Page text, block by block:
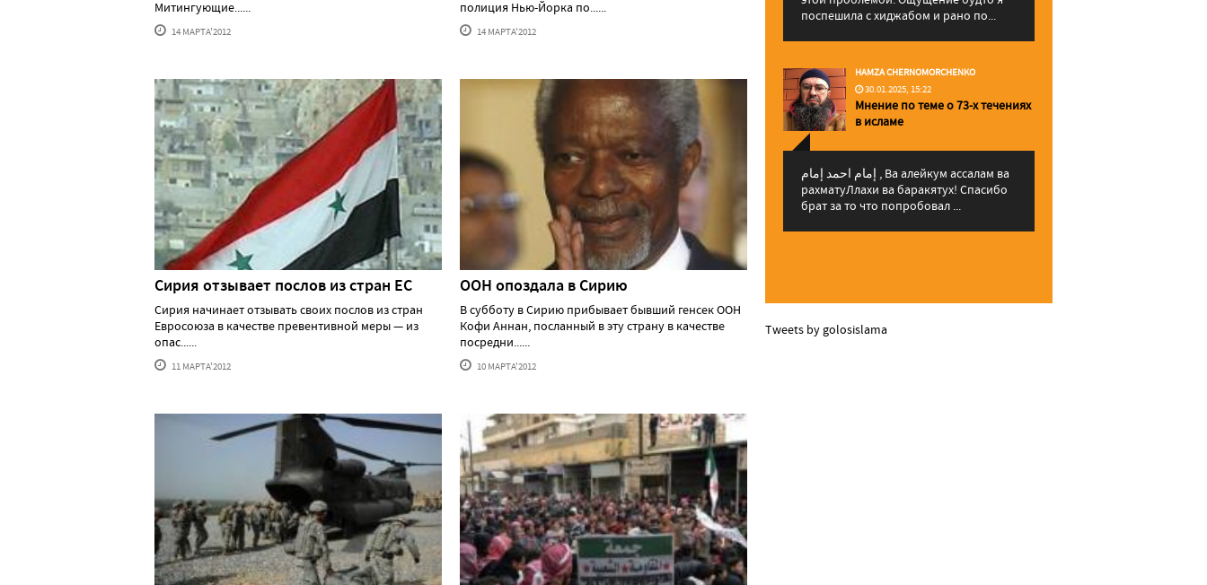
Митингующие......
14 МАРТА'2012
полиция Нью-Йорка по......
14 МАРТА'2012
Сирия отзывает послов из стран ЕС
Сирия начинает отзывать своих послов из стран
Евросоюза в качестве превентивной меры — из
опас......
11 МАРТА'2012
ООН опоздала в Сирию
В субботу в Сирию прибывает бывший генсек ООН
Кофи Аннан, посланный в эту страну в качестве
посредни......
10 МАРТА'2012
поспешила с хиджабом и рано по...
HAMZA CHERNOMORCHENKO
30.01.2025, 15:22
Мнение по теме о 73-х течениях
в исламе
إمام احمد إمام , Ва алейкум ассалам ва
рахматуЛлахи ва баракятух! Спасибо
брат за то что попробовал ...
Tweets by golosislama